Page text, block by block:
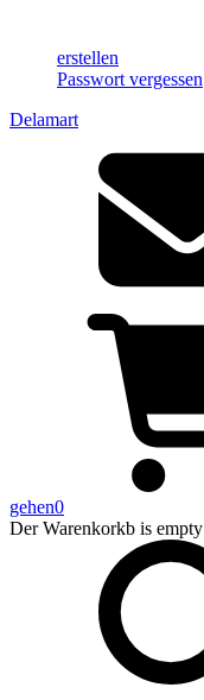
erstellen
Passwort vergessen
Delamart
gehen0
Der Warenkorkb is empty